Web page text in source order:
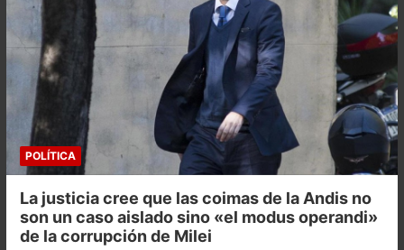
POLÍTICA
La justicia cree que las coimas de la Andis no
son un caso aislado sino «el modus operandi»
de la corrupción de Milei